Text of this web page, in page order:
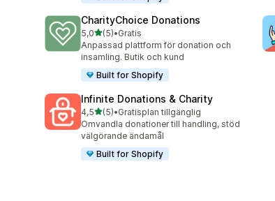
CharityChoice Donations
5,0av 5 stjärnor
(5)
5 recensioner totalt
•Gratis
Anpassad plattform för donation och
insamling. Butik och kund
Built for Shopify
Infinite Donations & Charity
4,5av 5 stjärnor
(5)
5 recensioner totalt
•Gratisplan tillgänglig
Omvandla donationer till handling, stöd
välgörande ändamål
Built for Shopify